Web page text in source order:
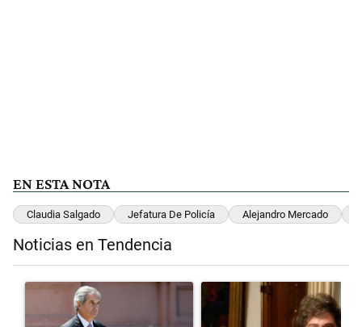
EN ESTA NOTA
Claudia Salgado Jefatura De Policía Alejandro Mercado
Noticias en Tendencia
Un artículo de tendencia con el título "Las inconsistencias de
Un artículo de tendencia con el